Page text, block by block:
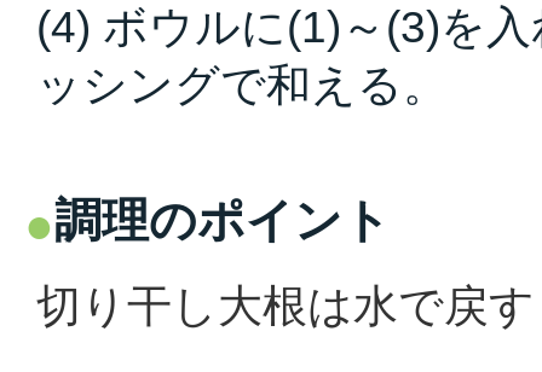
(4) ボウルに(1)～(3)を
ッシングで和える。
調理のポイント
切り干し大根は水で戻